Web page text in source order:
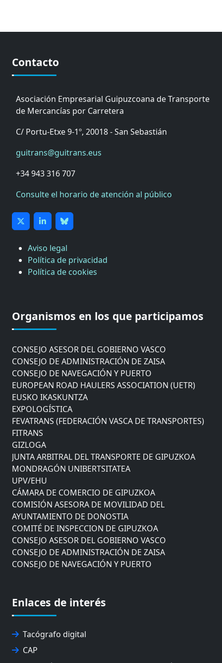
Contacto
Asociación Empresarial Guipuzcoana de Transporte
de Mercancías por Carretera
C/ Portu-Etxe 9-1º, 20018 - San Sebastián
guitrans@guitrans.eus
+34 943 316 707
Consulte el horario de atención al público
Aviso legal
Política de privacidad
Política de cookies
Organismos en los que participamos
COMISIÓN ASESORA DE MOVILIDAD DEL
AYUNTAMIENTO DE DONOSTIA
CONSEJO ASESOR DEL GOBIERNO VASCO
CONSEJO DE ADMINISTRACIÓN DE ZAISA
CONSEJO DE NAVEGACIÓN Y PUERTO
EUROPEAN ROAD HAULERS ASSOCIATION (UETR)
EUSKO IKASKUNTZA
EXPOLOGÍSTICA
FEVATRANS (FEDERACIÓN VASCA DE TRANSPORTES)
FITRANS
GIZLOGA
JUNTA ARBITRAL DEL TRANSPORTE DE GIPUZKOA
MONDRAGÓN UNIBERTSITATEA
UPV/EHU
CÁMARA DE COMERCIO DE GIPUZKOA
COMISIÓN ASESORA DE MOVILIDAD DEL
AYUNTAMIENTO DE DONOSTIA
COMITÉ DE INSPECCION DE GIPUZKOA
CONSEJO ASESOR DEL GOBIERNO VASCO
CONSEJO DE ADMINISTRACIÓN DE ZAISA
CONSEJO DE NAVEGACIÓN Y PUERTO
EXPOLOGÍSTICA
FEVATRANS (FEDERACIÓN VASCA DE TRANSPORTES)
GIZLOGA
JUNTA ARBITRAL DEL TRANSPORTE DE GIPUZKOA
MONDRAGÓN UNIBERTSITATEA
Enlaces de interés
Tacógrafo digital
CAP